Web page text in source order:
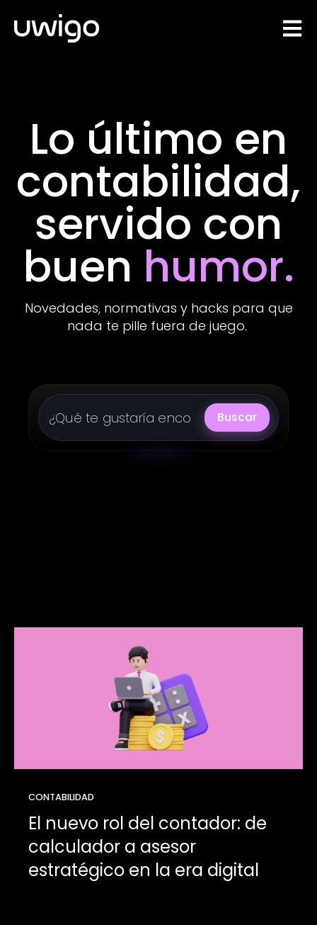
Lo último en
contabilidad,
servido con
buen humor.
Novedades, normativas y hacks para que
nada te pille fuera de juego.
Buscar
CONTABILIDAD
El nuevo rol del contador: de
calculador a asesor
estratégico en la era digital